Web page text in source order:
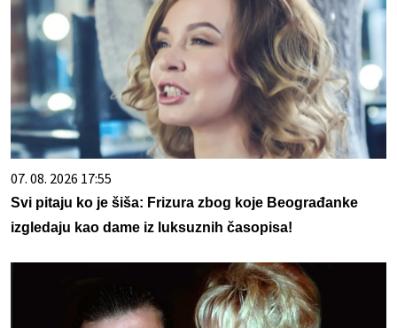
07. 08. 2026 17:55
Svi pitaju ko je šiša: Frizura zbog koje Beograđanke
izgledaju kao dame iz luksuznih časopisa!